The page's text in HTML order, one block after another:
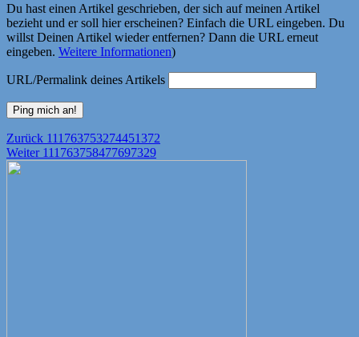
Du hast einen Artikel geschrieben, der sich auf meinen Artikel
bezieht und er soll hier erscheinen? Einfach die URL eingeben. Du
willst Deinen Artikel wieder entfernen? Dann die URL erneut
eingeben. Weitere Informationen)
URL/Permalink deines Artikels
Beitragsnavigation
Zurück Vorheriger
Beitrag:
111763753274451372
Weiter Nächster
111763758477697329